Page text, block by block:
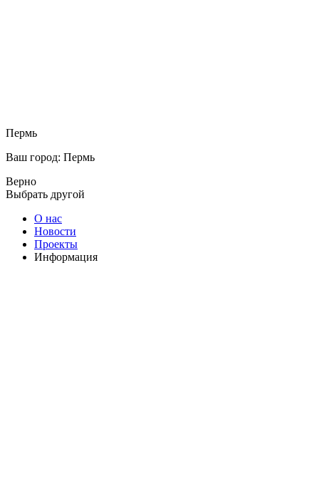
Пермь
Ваш город: Пермь
Верно
Выбрать другой
О нас
Новости
Проекты
Информация